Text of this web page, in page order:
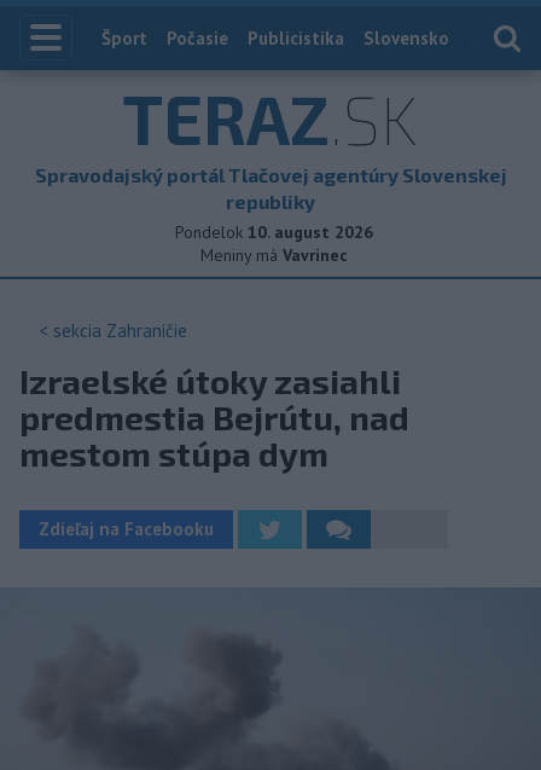
Index
Šport Počasie Publicistika Slovensko
TERAZ.SK
Spravodajský portál Tlačovej agentúry Slovenskej
republiky
Pondelok 10. august 2026
Meniny má Vavrinec
< sekcia Zahraničie
Izraelské útoky zasiahli
predmestia Bejrútu, nad
mestom stúpa dym
Zdieľaj na Facebooku